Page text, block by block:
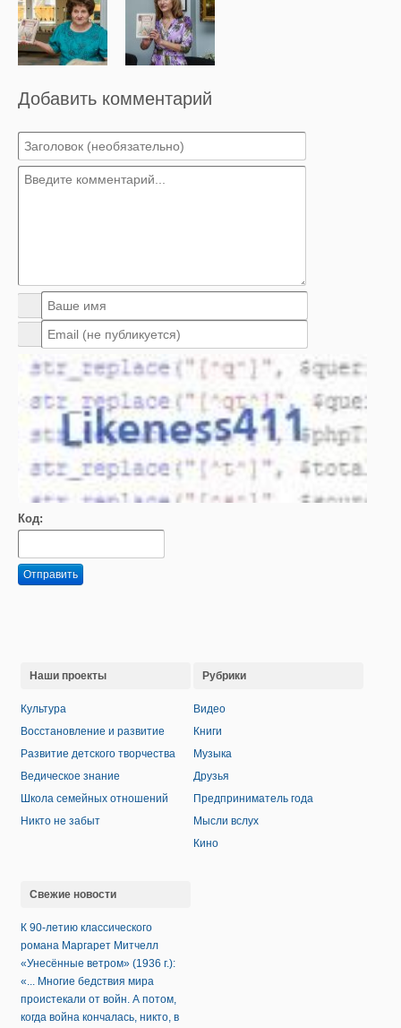
Добавить комментарий
Код:
Отправить
Наши проекты
Культура
Восстановление и развитие
Развитие детского творчества
Ведическое знание
Школа семейных отношений
Никто не забыт
Рубрики
Видео
Книги
Музыка
Друзья
Предприниматель года
Мысли вслух
Кино
Свежие новости
К 90-летию классического
романа Маргарет Митчелл
«Унесённые ветром» (1936 г.):
«... Многие бедствия мира
проистекали от войн. А потом,
когда война кончалась, никто, в